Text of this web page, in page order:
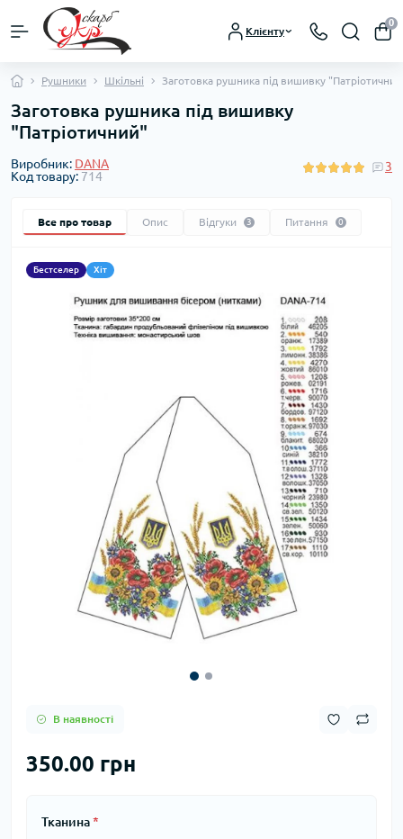
Клієнту
0
Рушники Шкільні Заготовка рушника під вишивку
Заготовка рушника під вишивку
"Патріотичний"
Виробник: DANA
Код товару: 714
3
Все про товар Опис Відгуки 3 Питання 0
Бестселер Хіт
В наявності
350.00 грн
Тканина*